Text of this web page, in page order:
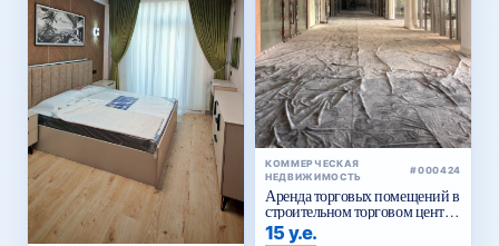
КОММЕРЧЕСКАЯ
НЕДВИЖИМОСТЬ
#000424
Аренда торговых помещений в
строительном торговом центре
у Жомий базара в Ташкенте
15 у.е.